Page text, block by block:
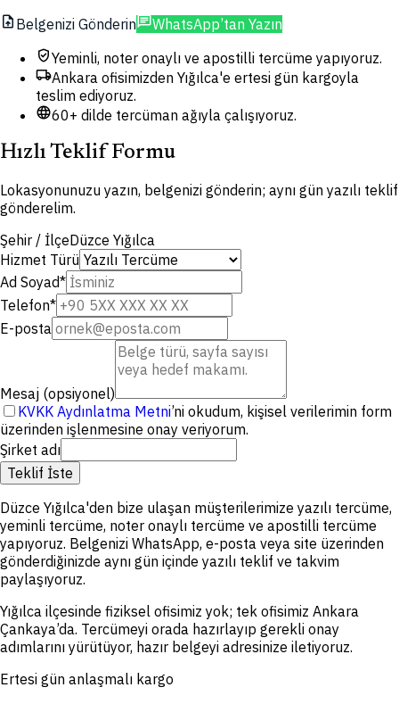
upload_file Belgenizi GönderinchatWhatsApp’tan Yazın
verified_userYeminli, noter onaylı ve apostilli tercüme yapıyoruz.
local_shippingAnkara ofisimizden Yığılca'e ertesi gün kargoyla
teslim ediyoruz.
language60+ dilde tercüman ağıyla çalışıyoruz.
Hızlı Teklif Formu
Lokasyonunuzu yazın, belgenizi gönderin; aynı gün yazılı teklif
gönderelim.
Şehir / İlçeDüzce Yığılca
Hizmet Türü
Ad Soyad*
Telefon*
E-posta
Mesaj (opsiyonel)
KVKK Aydınlatma Metni’ni okudum, kişisel verilerimin form
üzerinden işlenmesine onay veriyorum.
Şirket adı
Teklif İste
Düzce Yığılca'den bize ulaşan müşterilerimize yazılı tercüme,
yeminli tercüme, noter onaylı tercüme ve apostilli tercüme
yapıyoruz. Belgenizi WhatsApp, e-posta veya site üzerinden
gönderdiğinizde aynı gün içinde yazılı teklif ve takvim
paylaşıyoruz.
Yığılca ilçesinde fiziksel ofisimiz yok; tek ofisimiz Ankara
Çankaya’da. Tercümeyi orada hazırlayıp gerekli onay
adımlarını yürütüyor, hazır belgeyi adresinize iletiyoruz.
Ertesi gün anlaşmalı kargo